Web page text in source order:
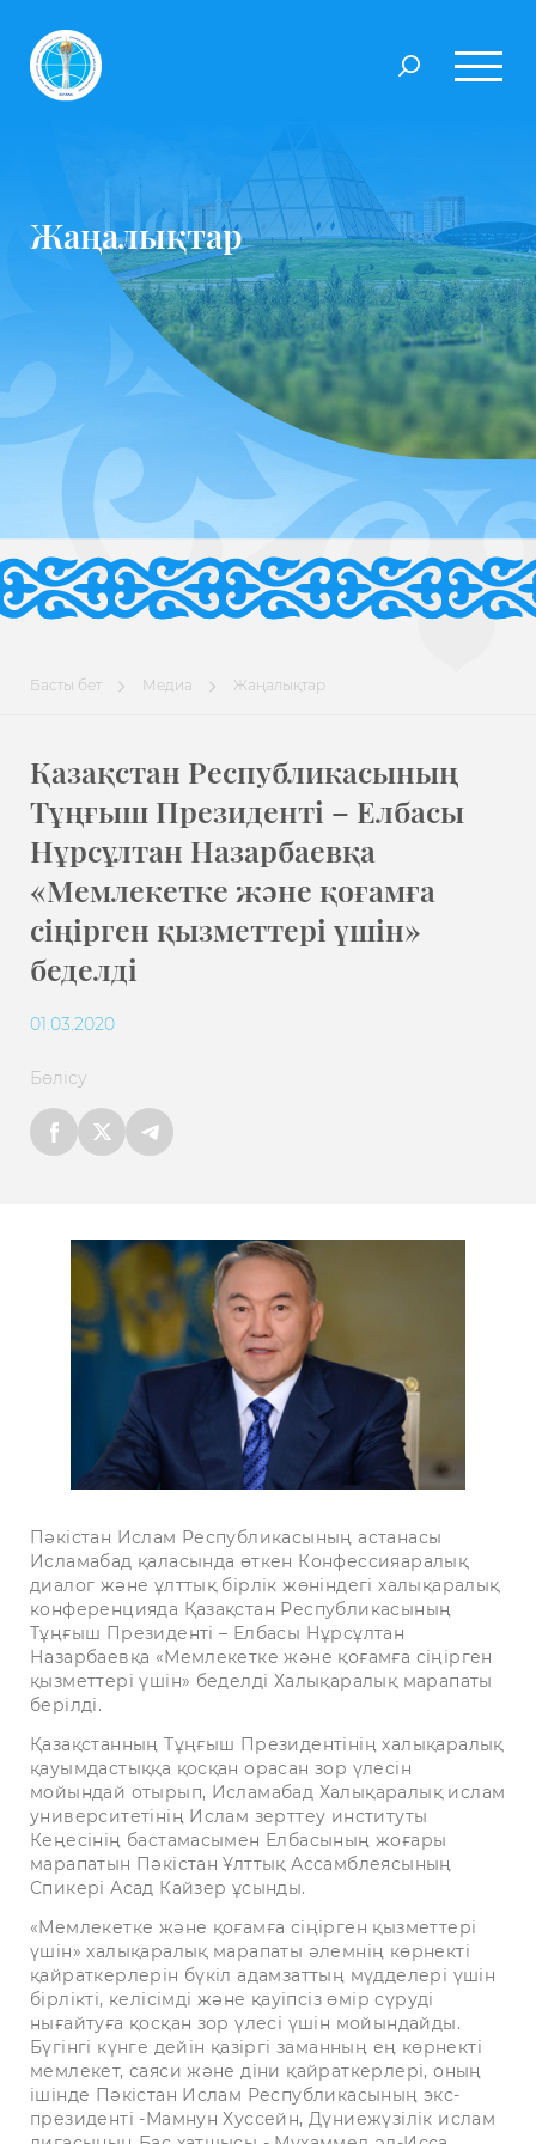
Жаңалықтар
Басты бет Медиа Жаңалықтар
Қазақстан Республикасының
Тұңғыш Президенті – Елбасы
Нұрсұлтан Назарбаевқа
«Мемлекетке және қоғамға
сіңірген қызметтері үшін»
беделді
01.03.2020
Бөлісу
Пәкістан Ислам Республикасының астанасы
Исламабад қаласында өткен Конфессияаралық
диалог және ұлттық бірлік жөніндегі халықаралық
конференцияда Қазақстан Республикасының
Тұңғыш Президенті – Елбасы Нұрсұлтан
Назарбаевқа «Мемлекетке және қоғамға сіңірген
қызметтері үшін» беделді Халықаралық марапаты
берілді.
Қазақстанның Тұңғыш Президентінің халықаралық
қауымдастыққа қосқан орасан зор үлесін
мойындай отырып, Исламабад Халықаралық ислам
университетінің Ислам зерттеу институты
Кеңесінің бастамасымен Елбасының жоғары
марапатын Пәкістан Ұлттық Ассамблеясының
Спикері Асад Кайзер ұсынды.
«Мемлекетке және қоғамға сіңірген қызметтері
үшін» халықаралық марапаты әлемнің көрнекті
қайраткерлерін бүкіл адамзаттың мүдделері үшін
бірлікті, келісімді және қауіпсіз өмір сүруді
нығайтуға қосқан зор үлесі үшін мойындайды.
Бүгінгі күнге дейін қазіргі заманның ең көрнекті
мемлекет, саяси және діни қайраткерлері, оның
ішінде Пәкістан Ислам Республикасының экс-
президенті -Мамнун Хуссейн, Дүниежүзілік ислам